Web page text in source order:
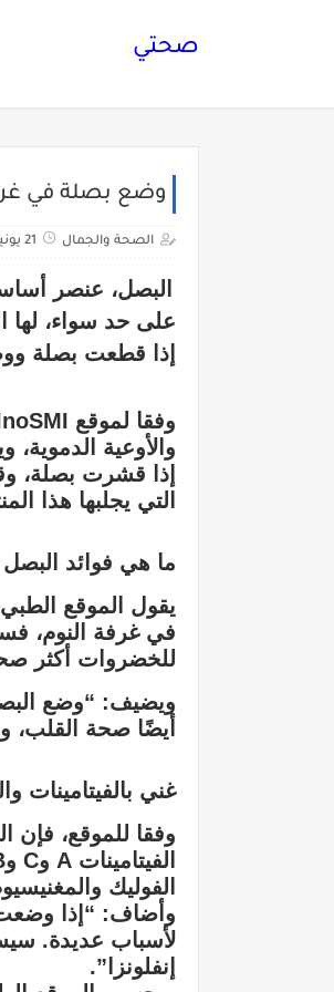
صحتي
وضع بصلة في
الصحة والجمال 21 يونيو 2025
البصل، عنصر
على حد سواء، لها
إذا قطعت بصلة
والأوعية
إذا قشرت بصلة،
التي يجلبها هذا
ما هي فوائد
في غرفة النوم،
للخضروات أكثر
ويضيف: “وضع
أيضًا صحة القلب،
غني بالفيتامينات
وفقا للموقع،
الفوليك
وأضاف: “إذا وضعت
لأسباب عديدة.
إنفلونزا”.